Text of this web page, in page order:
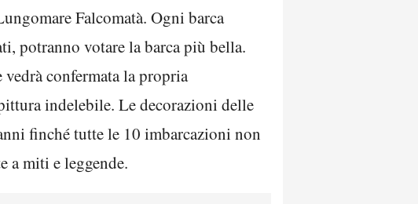
Falcomatà. Ogni barca
potranno votare la barca più bella.
confermata la propria
indelebile. Le decorazioni delle
finché tutte le 10 imbarcazioni non
a miti e leggende.